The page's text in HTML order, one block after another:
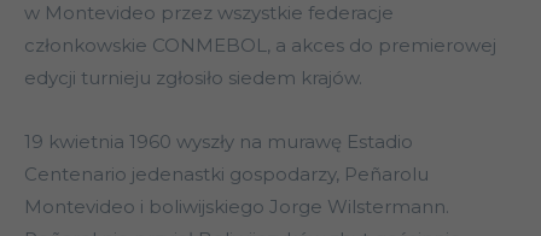
w Montevideo przez wszystkie federacje
członkowskie CONMEBOL, a akces do premierowej
edycji turnieju zgłosiło siedem krajów.
19 kwietnia 1960 wyszły na murawę Estadio
Centenario jedenastki gospodarzy, Peñarolu
Montevideo i boliwijskiego Jorge Wilstermann.